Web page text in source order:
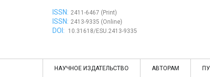
ISSN: 2411-6467 (Print)
ISSN: 2413-9335 (Online)
DOI: 10.31618/ESU.2413-9335
НАУЧНОЕ ИЗДАТЕЛЬСТВО АВТОРАМ